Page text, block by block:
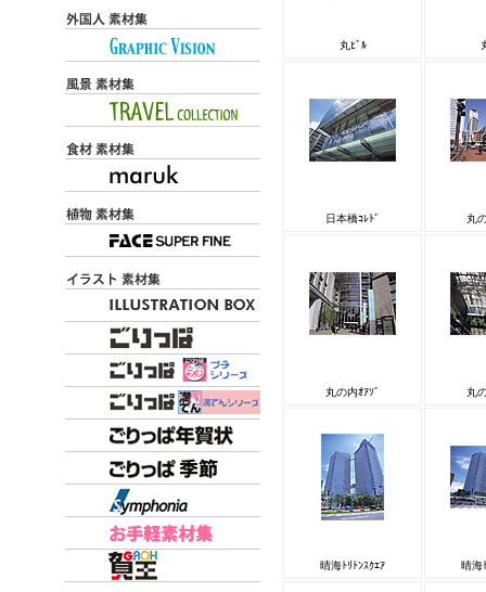
丸ﾋﾞﾙ
日本橋ｺﾚﾄﾞ 丸
丸の内ｵｱｿﾞ 丸
晴海ﾄﾘﾄﾝｽｸｴｱ 晴海